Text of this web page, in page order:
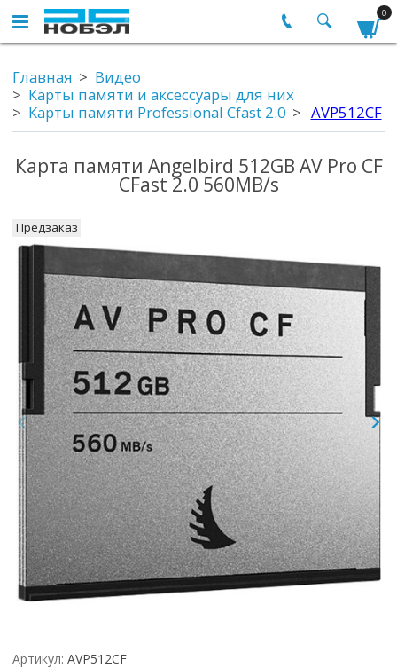
0
Главная
Видео
Карты памяти и аксессуары для них
Карты памяти Professional Cfast 2.0
AVP512CF
Карта памяти Angelbird 512GB AV Pro CF
CFast 2.0 560MB/s
Предзаказ
Артикул: AVP512CF